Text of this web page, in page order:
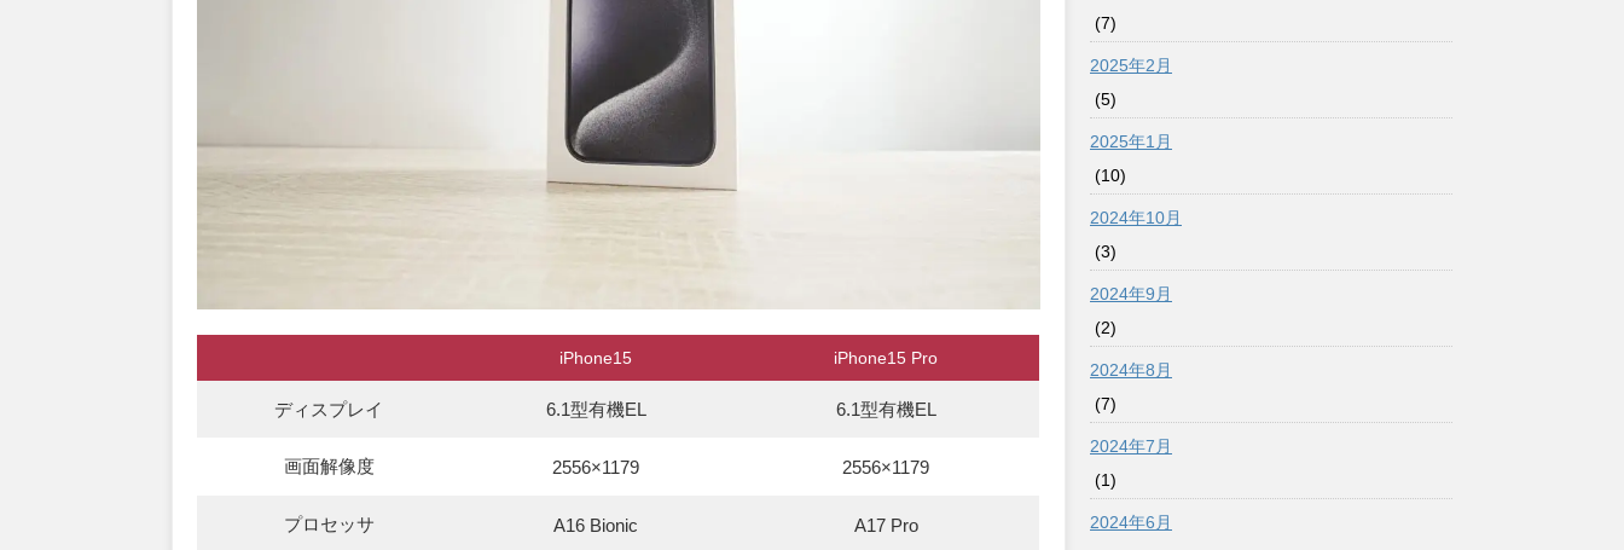
iPhone15 iPhone15 Pro
ディスプレイ 6.1型有機EL 6.1型有機EL
画面解像度 2556×1179 2556×1179
プロセッサ A16 Bionic A17 Pro
(7)
2025年2月
(5)
2025年1月
(10)
2024年10月
(3)
2024年9月
(2)
2024年8月
(7)
2024年7月
(1)
2024年6月